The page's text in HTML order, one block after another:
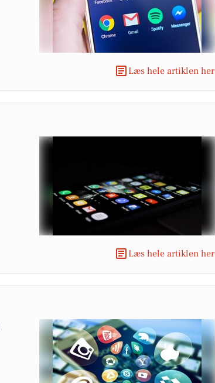
Læs hele artiklen her
Læs hele artiklen her